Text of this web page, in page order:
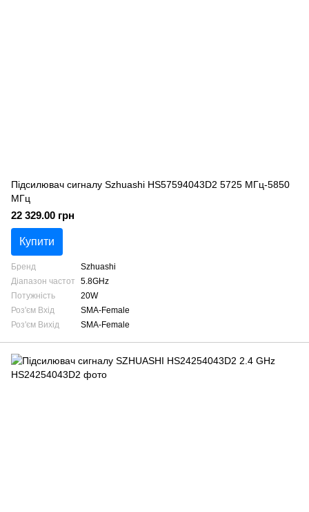
Підсилювач сигналу Szhuashi HS57594043D2 5725 МГц-5850
МГц
22 329.00 грн
Купити
Бренд
Szhuashi
Діапазон частот
5.8GHz
Потужність
20W
Роз'єм Вхід
SMA-Female
Роз'єм Вихід
SMA-Female